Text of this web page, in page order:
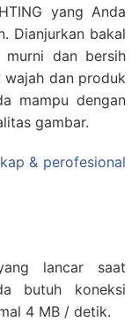
yang Anda
Dianjurkan bakal
murni dan bersih
wajah dan produk
mampu dengan
gambar.
& perofesional
lancar saat
butuh koneksi
4 MB / detik.